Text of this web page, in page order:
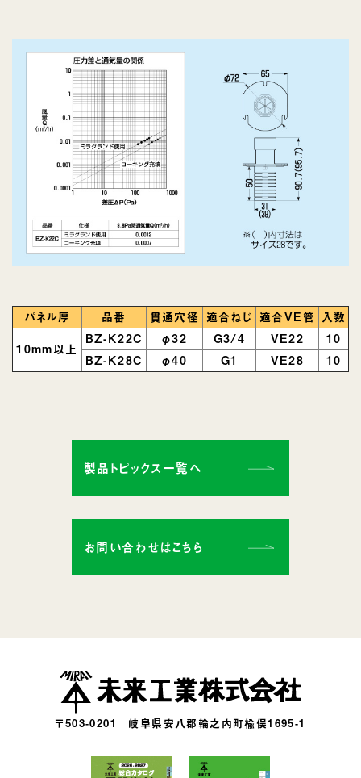
パネル厚 品番 貫通穴径 適合ねじ 適合VE管 入数
10mm以上
BZ-K22C φ32 G3/4 VE22
10
BZ-K28C
φ40 G1 VE28 10
製品トピックス一覧へ
お問い合わせはこちら
〒503-0201 岐阜県安八郡輪之内町楡俣1695-1